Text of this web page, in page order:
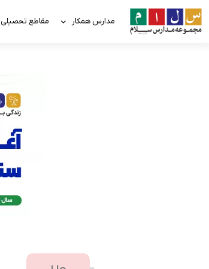
مدارس همکار مقاطع تحصیلی